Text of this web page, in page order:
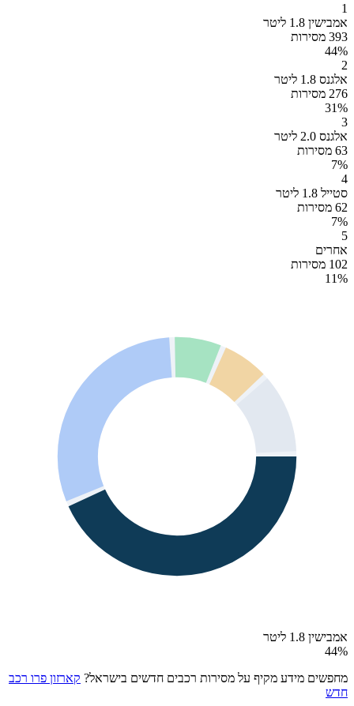
1
אמבישין 1.8 ליטר
393 מסירות
44%
2
אלגנס 1.8 ליטר
276 מסירות
31%
3
אלגנס 2.0 ליטר
63 מסירות
7%
4
סטייל 1.8 ליטר
62 מסירות
7%
5
אחרים
102 מסירות
11%
אמבישין 1.8 ליטר
44%
מחפשים מידע מקיף על מסירות רכבים חדשים בישראל? קארזון פרו רכב
חדש